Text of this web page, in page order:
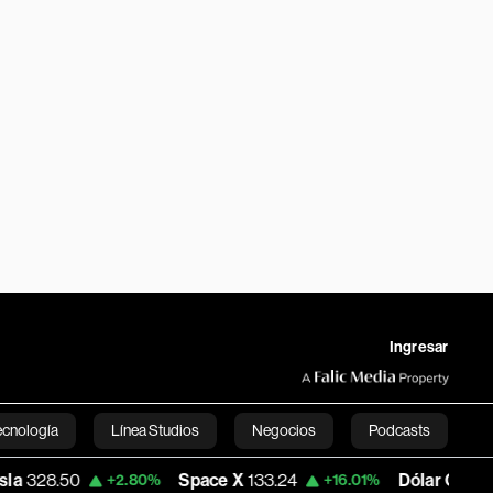
Ingresar
Línea Studios Negocios Podcasts
English
+2.80% Space X 133.24 +16.01% Dólar Oficial -